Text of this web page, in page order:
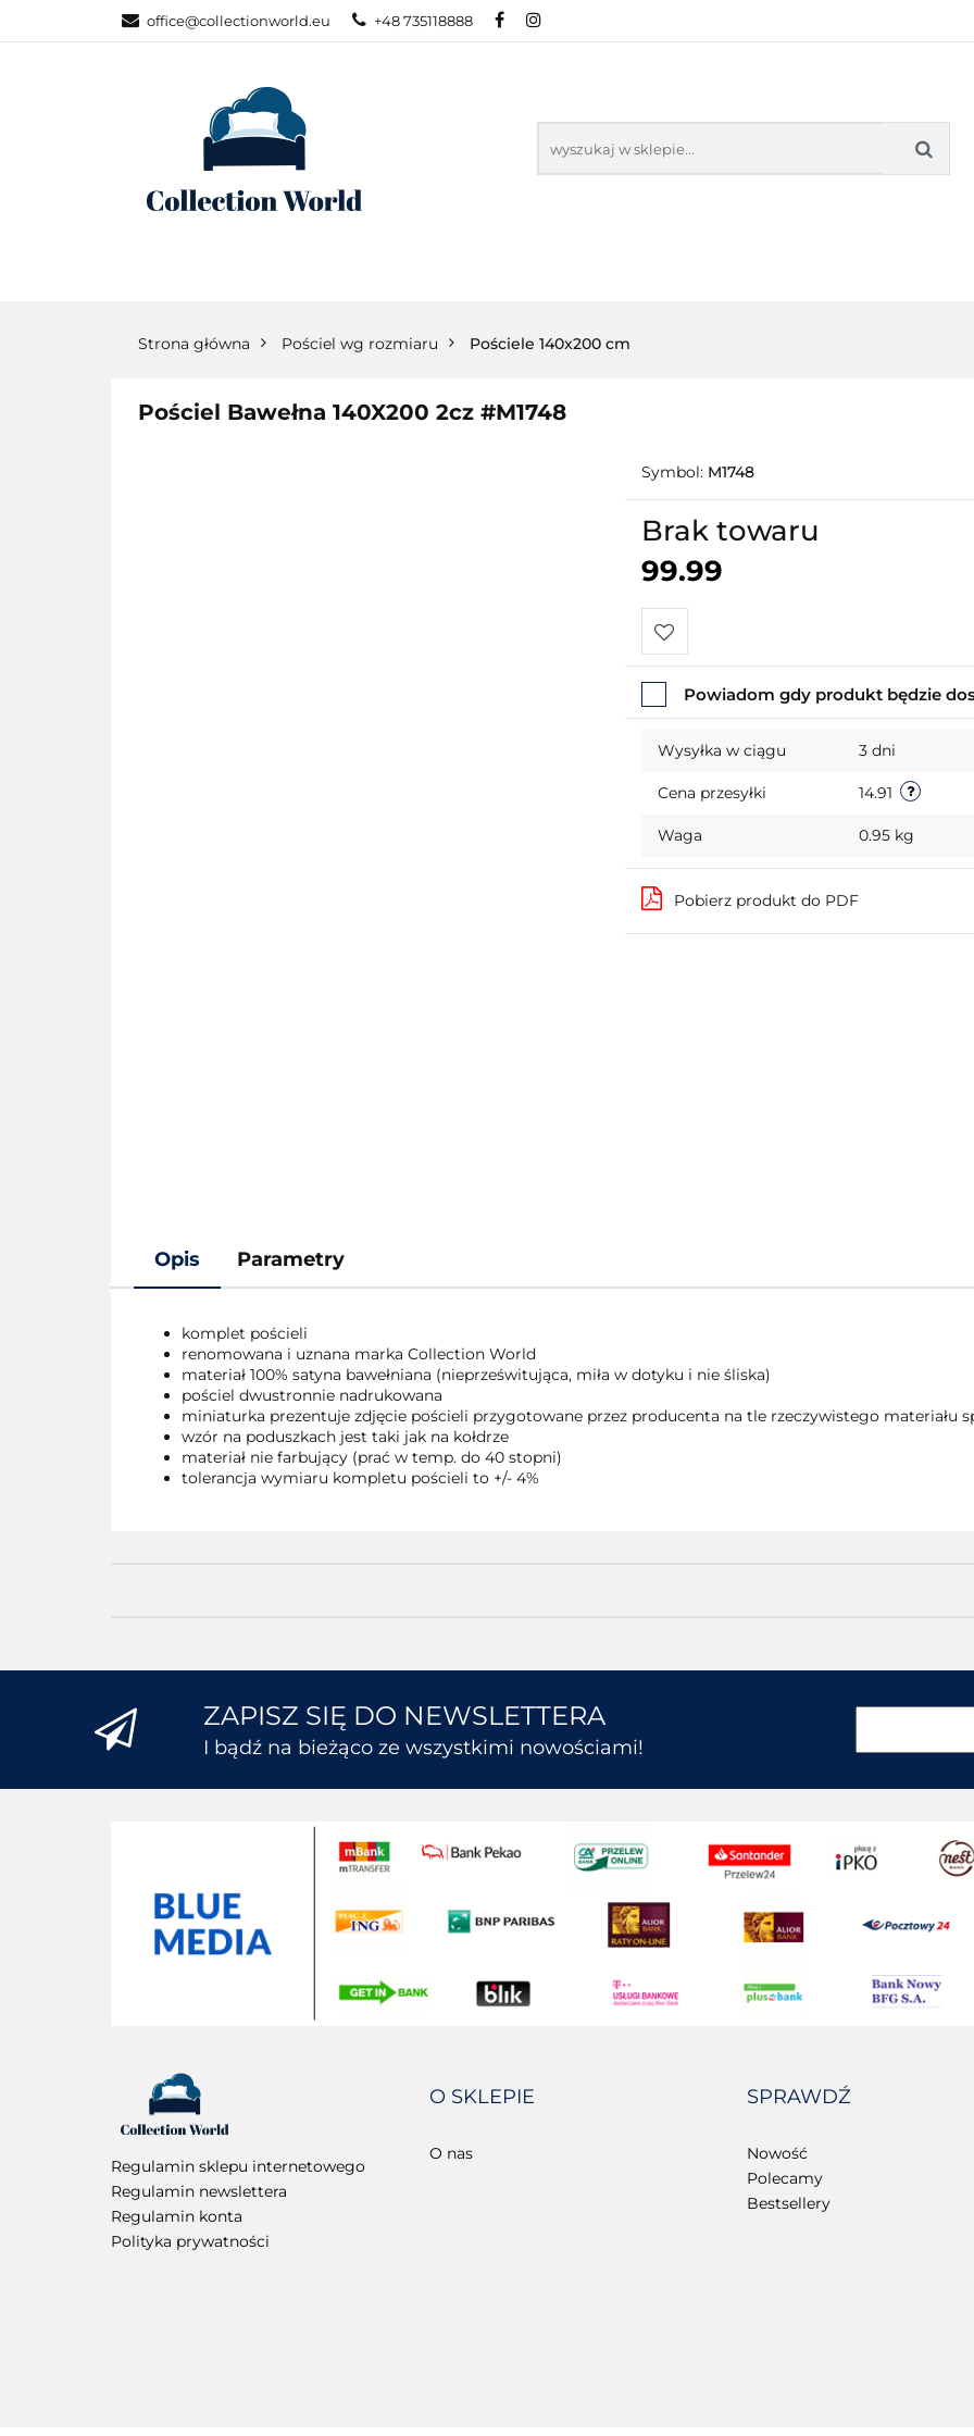
office@collectionworld.eu +48 735118888
KATEGORIE NOWOŚCI
Strona główna Pościel wg rozmiaru Pościele 140x200 cm
Pościel Bawełna 140X200 2cz #M1748
Symbol: M1748
Brak towaru
99.99
Do
przechowalni
Powiadom gdy produkt będzie
Wysyłka w ciągu 3 dni
Cena przesyłki 14.91
Waga 0.95 kg
Pobierz produkt do PDF
Opis Parametry
komplet pościeli
renomowana i uznana marka Collection World
materiał 100% satyna bawełniana (nieprześwitująca, miła w dotyku i nie śliska)
pościel dwustronnie nadrukowana
miniaturka prezentuje zdjęcie pościeli przygotowane przez producenta na tle rzeczywistego materiału
wzór na poduszkach jest taki jak na kołdrze
materiał nie farbujący (prać w temp. do 40 stopni)
tolerancja wymiaru kompletu pościeli to +/- 4%
ZAPISZ SIĘ DO NEWSLETTERA
I bądź na bieżąco ze wszystkimi nowościami!
Regulamin sklepu internetowego
Regulamin newslettera
Regulamin konta
Polityka prywatności
O SKLEPIE
O nas
SPRAWDŹ
Nowość
Polecamy
Bestsellery